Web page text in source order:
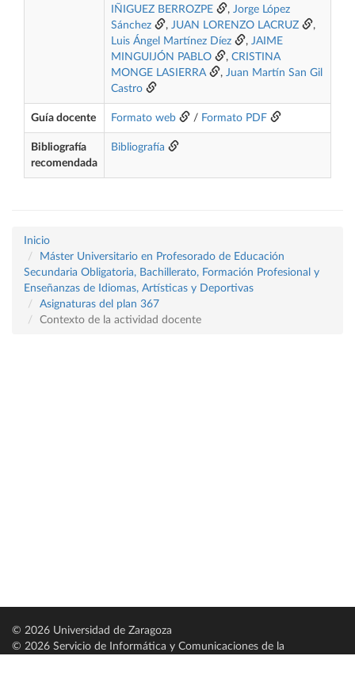
IÑIGUEZ BERROZPE
, Jorge López
Sánchez
, JUAN LORENZO LACRUZ
,
Luis Ángel Martínez Díez
, JAIME
MINGUIJÓN PABLO
, CRISTINA
MONGE LASIERRA
, Juan Martín San Gil
Castro
Guía docente Formato web / Formato PDF
Bibliografía
recomendada
Bibliografía
Inicio
Máster Universitario en Profesorado de Educación
Secundaria Obligatoria, Bachillerato, Formación Profesional y
Enseñanzas de Idiomas, Artísticas y Deportivas
Asignaturas del plan 367
Contexto de la actividad docente
© 2026 Universidad de Zaragoza
© 2026 Servicio de Informática y Comunicaciones de la